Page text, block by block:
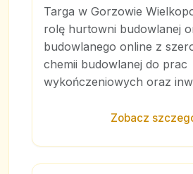
Targa w Gorzowie
rolę hurtowni budowlanej
budowlanego online z
chemii budowlanej do prac
wykończeniowych oraz
Zobacz